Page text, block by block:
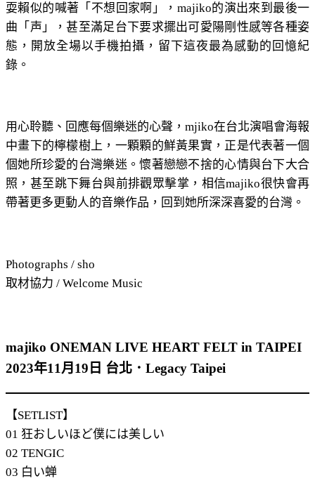
耍賴似的喊著「不想回家啊」，majiko的演出來到最後一
曲「声」，甚至滿足台下要求擺出可愛陽剛性感等各種姿
態，開放全場以手機拍攝，留下這夜最為感動的回憶紀
錄。
用心聆聽、回應每個樂迷的心聲，mjiko在台北演唱會海報
中畫下的檸檬樹上，一顆顆的鮮黃果實，正是代表著一個
個她所珍愛的台灣樂迷。懷著戀戀不捨的心情與台下大合
照，甚至跳下舞台與前排觀眾擊掌，相信majiko很快會再
帶著更多更動人的音樂作品，回到她所深深喜愛的台灣。
Photographs / sho
取材協力 / Welcome Music
majiko ONEMAN LIVE HEART FELT in TAIPEI
2023年11月19日 台北．Legacy Taipei
【SETLIST】
01 狂おしいほど僕には美しい
02 TENGIC
03 白い蝉